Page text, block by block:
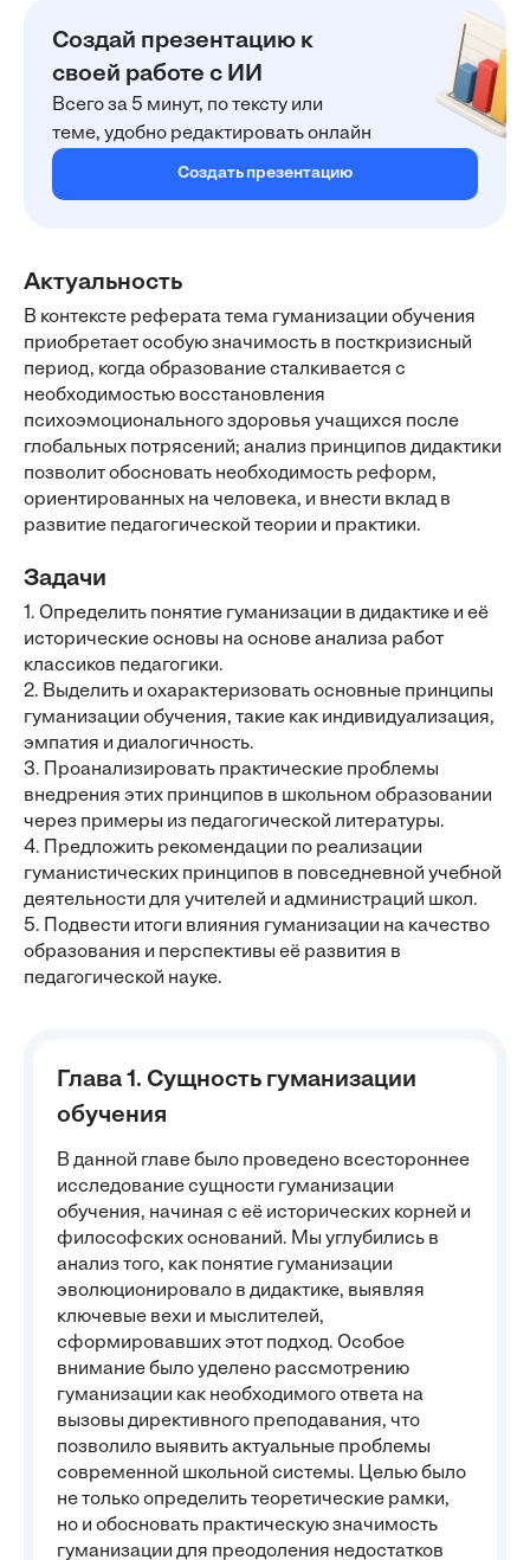
Создай презентацию к
своей работе с ИИ
Всего за 5 минут, по тексту или
теме, удобно редактировать онлайн
Создать презентацию
Актуальность
В контексте реферата тема гуманизации обучения
приобретает особую значимость в посткризисный
период, когда образование сталкивается с
необходимостью восстановления
психоэмоционального здоровья учащихся после
глобальных потрясений; анализ принципов дидактики
позволит обосновать необходимость реформ,
ориентированных на человека, и внести вклад в
развитие педагогической теории и практики.
Задачи
1. Определить понятие гуманизации в дидактике и её
исторические основы на основе анализа работ
классиков педагогики.
2. Выделить и охарактеризовать основные принципы
гуманизации обучения, такие как индивидуализация,
эмпатия и диалогичность.
3. Проанализировать практические проблемы
внедрения этих принципов в школьном образовании
через примеры из педагогической литературы.
4. Предложить рекомендации по реализации
гуманистических принципов в повседневной учебной
деятельности для учителей и администраций школ.
5. Подвести итоги влияния гуманизации на качество
образования и перспективы её развития в
педагогической науке.
Глава 1. Сущность гуманизации
обучения
В данной главе было проведено всестороннее
исследование сущности гуманизации
обучения, начиная с её исторических корней и
философских оснований. Мы углубились в
анализ того, как понятие гуманизации
эволюционировало в дидактике, выявляя
ключевые вехи и мыслителей,
сформировавших этот подход. Особое
внимание было уделено рассмотрению
гуманизации как необходимого ответа на
вызовы директивного преподавания, что
позволило выявить актуальные проблемы
современной школьной системы. Целью было
не только определить теоретические рамки,
но и обосновать практическую значимость
гуманизации для преодоления недостатков